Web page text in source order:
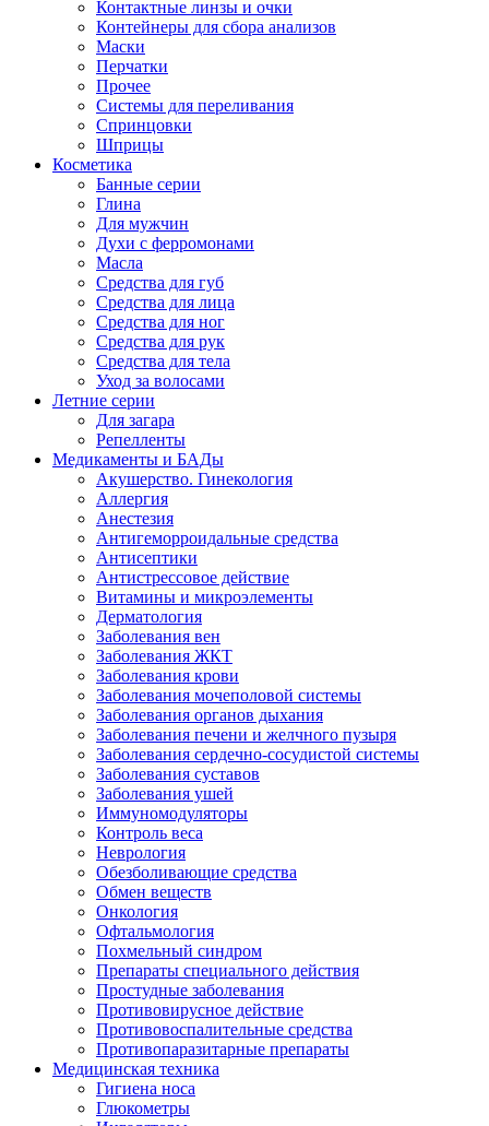
Контактные линзы и очки
Контейнеры для сбора анализов
Маски
Перчатки
Прочее
Системы для переливания
Спринцовки
Шприцы
Косметика
Банные серии
Глина
Для мужчин
Духи с ферромонами
Масла
Средства для губ
Средства для лица
Средства для ног
Средства для рук
Средства для тела
Уход за волосами
Летние серии
Для загара
Репелленты
Медикаменты и БАДы
Акушерство. Гинекология
Аллергия
Анестезия
Антигеморроидальные средства
Антисептики
Антистрессовое действие
Витамины и микроэлементы
Дерматология
Заболевания вен
Заболевания ЖКТ
Заболевания крови
Заболевания мочеполовой системы
Заболевания органов дыхания
Заболевания печени и желчного пузыря
Заболевания сердечно-сосудистой системы
Заболевания суставов
Заболевания ушей
Иммуномодуляторы
Контроль веса
Неврология
Обезболивающие средства
Обмен веществ
Онкология
Офтальмология
Похмельный синдром
Препараты специального действия
Простудные заболевания
Противовирусное действие
Противовоспалительные средства
Противопаразитарные препараты
Медицинская техника
Гигиена носа
Глюкометры